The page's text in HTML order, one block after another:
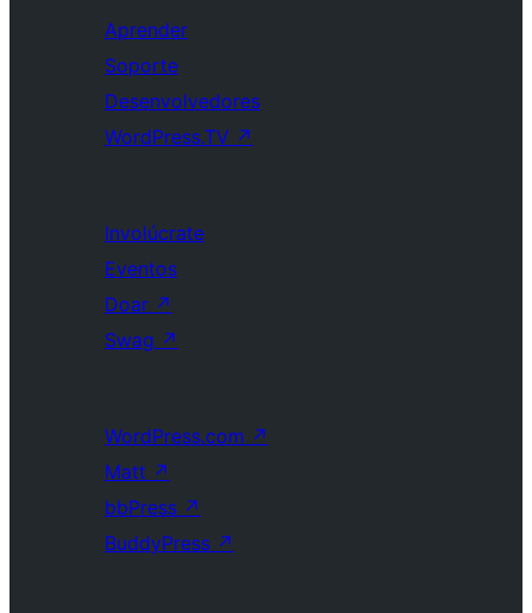
Aprender
Soporte
Desenvolvedores
WordPress.TV ↗
Involúcrate
Eventos
Doar ↗
Swag ↗
WordPress.com ↗
Matt ↗
bbPress ↗
BuddyPress ↗